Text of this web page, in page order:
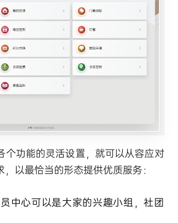
个功能的灵活设置，就可以从容应对
以最恰当的形态提供优质服务：
中心可以是大家的兴趣小组，社团